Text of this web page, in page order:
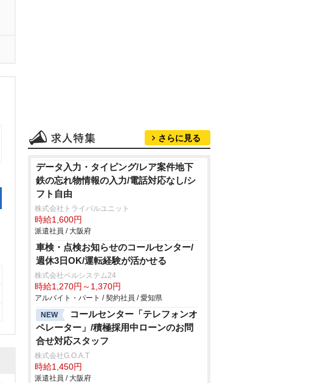
さらに見る
データ入力・タイピング/レア案件地下
鉄の忘れ物情報の入力/電話対応なし/シ
フト自由
株式会社トライバルユニット
時給1,600円
派遣社員 / 大阪府
車検・点検お知らせのコールセンター/
週休3日OK/運転経験が活かせる
株式会社ベルシステム24
時給1,270円～1,370円
アルバイト・パート / 契約社員 / 愛知県
NEW
コールセンター「テレフォンオ
ペレーター」/積極採用中ローンのお問
合せ対応スタッフ
株式会社G.O.A.T
時給1,450円
派遣社員 / 大阪府